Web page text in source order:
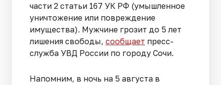
части 2 статьи 167 УК РФ (умышленное
уничтожение или повреждение
имущества). Мужчине грозит до 5 лет
лишения свободы, сообщает пресс-
служба УВД России по городу Сочи.
Напомним, в ночь на 5 августа в